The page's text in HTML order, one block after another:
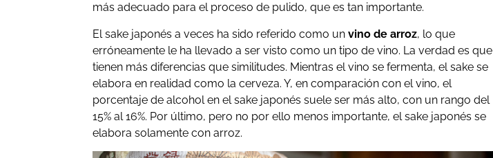
más adecuado para el proceso de pulido, que es tan importante.
El sake japonés a veces ha sido referido como unvino de arroz, lo que
erróneamente le ha llevado a ser visto como un tipo de vino. La verdad es que
tienen más diferencias que similitudes. Mientras el vino se fermenta, el sake se
elabora en realidad como la cerveza. Y, en comparación con el vino, el
porcentaje de alcohol en el sake japonés suele ser más alto, con un rango del
15% al 16%. Por último, pero no por ello menos importante, el sake japonés se
elabora solamente con arroz.